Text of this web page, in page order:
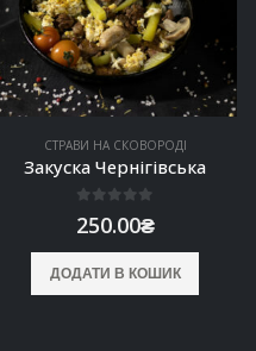
СТРАВИ НА СКОВОРОДІ
Закуска Чернігівська
250.00₴
ДОДАТИ В КОШИК